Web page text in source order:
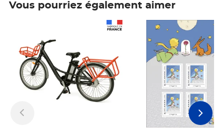
Vous pourriez également aimer
Prix 7,50€